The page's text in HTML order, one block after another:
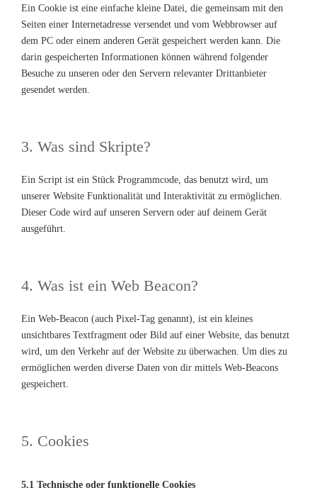
Ein Cookie ist eine einfache kleine Datei, die gemeinsam mit den
Seiten einer Internetadresse versendet und vom Webbrowser auf
dem PC oder einem anderen Gerät gespeichert werden kann. Die
darin gespeicherten Informationen können während folgender
Besuche zu unseren oder den Servern relevanter Drittanbieter
gesendet werden.
3. Was sind Skripte?
Ein Script ist ein Stück Programmcode, das benutzt wird, um
unserer Website Funktionalität und Interaktivität zu ermöglichen.
Dieser Code wird auf unseren Servern oder auf deinem Gerät
ausgeführt.
4. Was ist ein Web Beacon?
Ein Web-Beacon (auch Pixel-Tag genannt), ist ein kleines
unsichtbares Textfragment oder Bild auf einer Website, das benutzt
wird, um den Verkehr auf der Website zu überwachen. Um dies zu
ermöglichen werden diverse Daten von dir mittels Web-Beacons
gespeichert.
5. Cookies
5.1 Technische oder funktionelle Cookies